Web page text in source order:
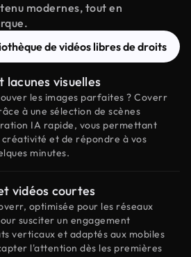
modernes, tout en
de vidéos libres de droits
visuelles
les images parfaites ? Coverr
à une sélection de scènes
IA rapide, vous permettant
et de répondre à vos
minutes.
vidéos courtes
optimisée pour les réseaux
susciter un engagement
verticaux et adaptés aux mobiles
l'attention dès les premières